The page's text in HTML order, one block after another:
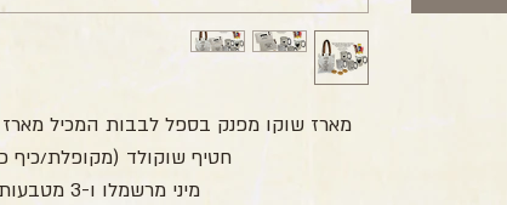
מארז שוקו מפנק בספל לבבות המכיל מארז
חטיף שוקולד (מקופלת/כיף
מיני מרשמלו ו-3 מטבעות שוקולד